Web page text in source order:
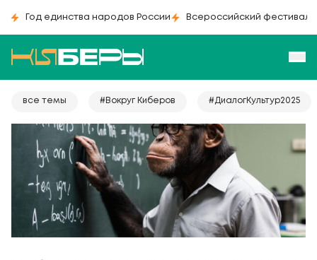
Год единства народов России Всероссийский фестиваль
все темы #Вокруг Киберов #ДиалогКультур2025